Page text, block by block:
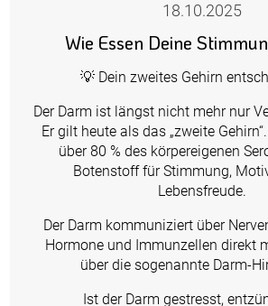
18.10.2025
Wie Essen Deine
💡 Dein zweites Gehirn
Der Darm ist längst nicht mehr nur
Er gilt heute als das „zweite
über 80 % des körpereigenen
Botenstoff für Stimmung,
Lebensfreude.
Der Darm kommuniziert über
Hormone und Immunzellen direkt
über die sogenannte Darm-
Ist der Darm gestresst,